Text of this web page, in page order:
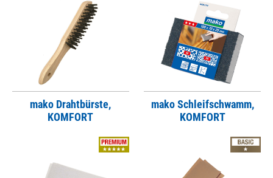
mako Drahtbürste,
KOMFORT
mako Schleifschwamm,
KOMFORT